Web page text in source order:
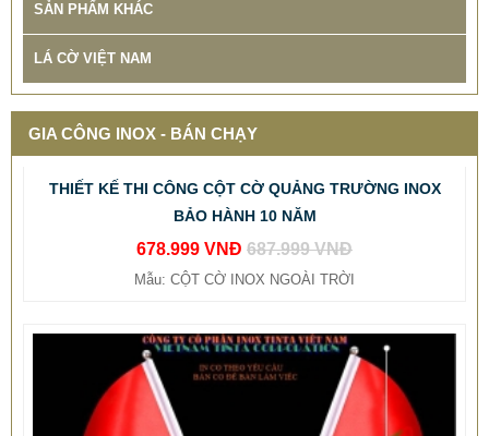
SẢN PHẨM KHÁC
LÁ CỜ VIỆT NAM
GIA CÔNG INOX - BÁN CHẠY
BẢO HÀNH 10 NĂM
678.999 VNĐ687.999 VNĐ
Mẫu: CỘT CỜ INOX NGOÀI TRỜI